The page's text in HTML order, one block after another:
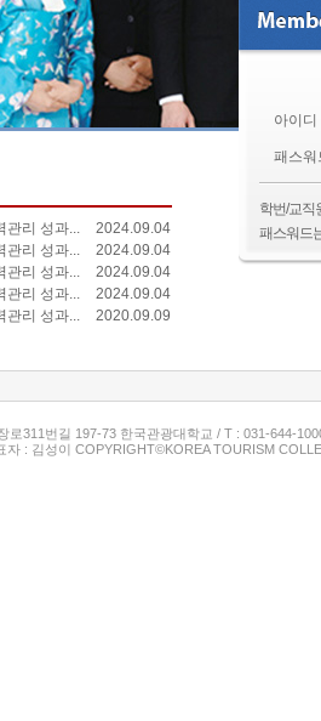
관리 성과...
2024.09.04
관리 성과...
2024.09.04
관리 성과...
2024.09.04
관리 성과...
2024.09.04
관리 성과...
2020.09.09
아이디
패스워
학번/교직
패스워드
로311번길 197-73 한국관광대학교 / T : 031-644-
자 : 김성이 COPYRIGHT©KOREA TOURISM